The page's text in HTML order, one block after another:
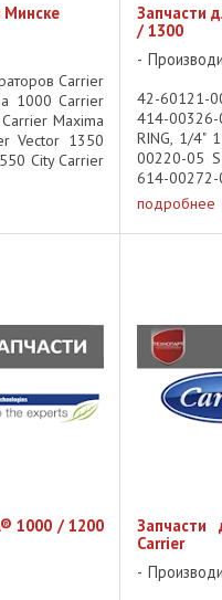
Минске
Carrier
1000 Carrier
Maxima
Vector 1350
City Carrier
Запчасти
/ 1300
42-60121-
414-
RING, 1/4"
00220-05
614-00272-
00360-10
подробнее
1000 / 1200
Запчасти
Carrier